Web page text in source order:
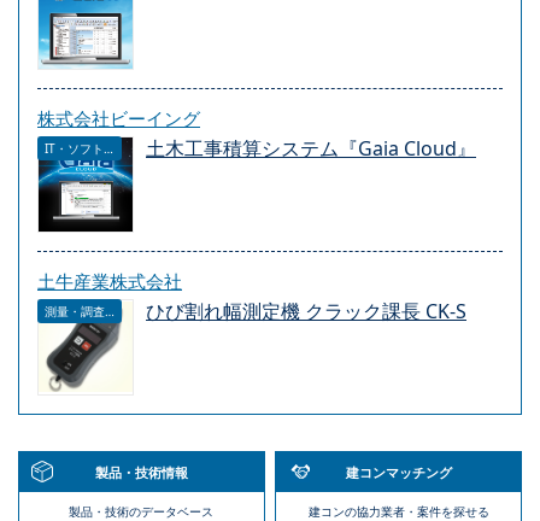
株式会社ビーイング
IT・ソフトウェア 土木工事積算システム『Gaia Cloud』
土牛産業株式会社
測量・調査・サービス ひび割れ幅測定機 クラック課長 CK-S
製品・技術情報
製品・技術のデータベース
建コンマッチング
建コンの協力業者・案件を探せる